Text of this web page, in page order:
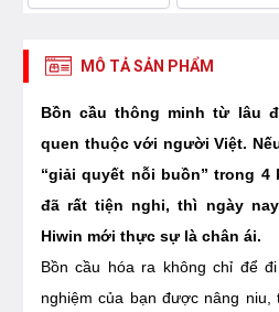
MÔ TẢ SẢN PHẨM
Bồn cầu thông minh từ lâu
quen thuộc với người Việt.
“giải quyết nỗi buồn” trong
đã rất tiện nghi, thì ngày
Hiwin mới thực sự là chân ái.
Bồn cầu hóa ra không chỉ để
nghiệm của bạn được nâng niu,